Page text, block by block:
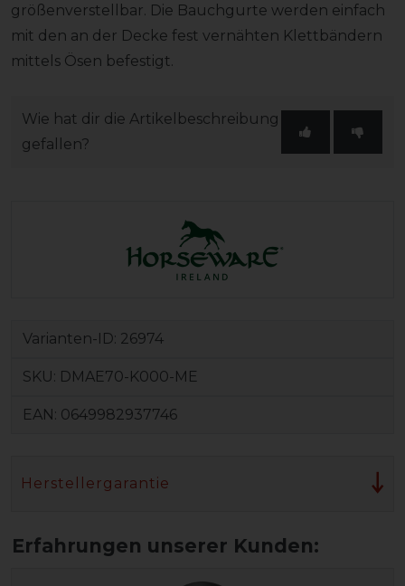
größenverstellbar. Die Bauchgurte werden einfach
mit den an der Decke fest vernähten Klettbändern
mittels Ösen befestigt.
Wie hat dir die Artikelbeschreibung
gefallen?
Varianten-ID: 26974
SKU: DMAE70-K000-ME
EAN: 0649982937746
Herstellergarantie